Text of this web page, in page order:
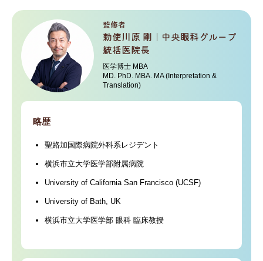
監修者
勅使川原 剛｜中央眼科グループ
統括医院長
医学博士 MBA
MD. PhD. MBA. MA (Interpretation &
Translation)
略歴
聖路加国際病院外科系レジデント
横浜市立大学医学部附属病院
University of California San Francisco (UCSF)
University of Bath, UK
横浜市立大学医学部 眼科 臨床教授